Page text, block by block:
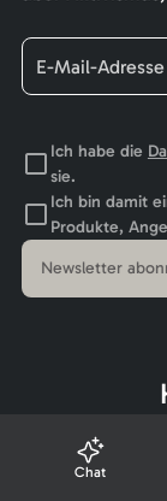
Ich habe die
sie.
Ich bin damit
Produkte,
Newsletter
Chat